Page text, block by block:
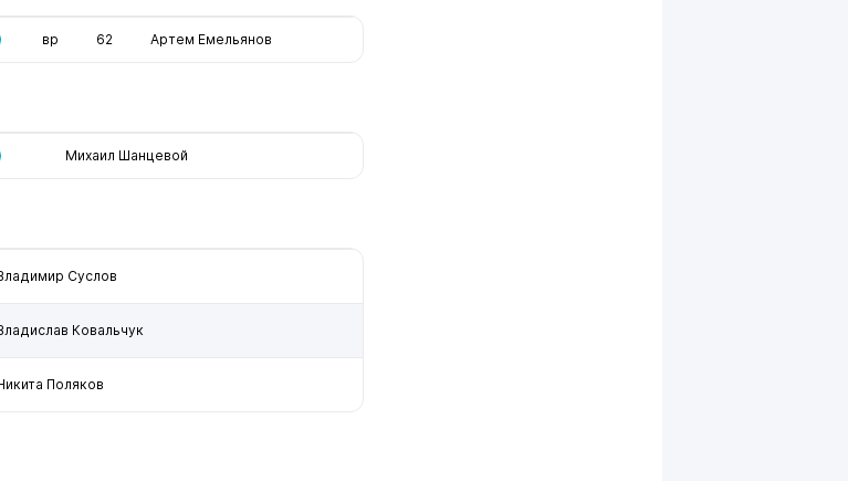
вр 62 Артем Емельянов
Михаил Шанцевой
Суслов
Ковальчук
Поляков